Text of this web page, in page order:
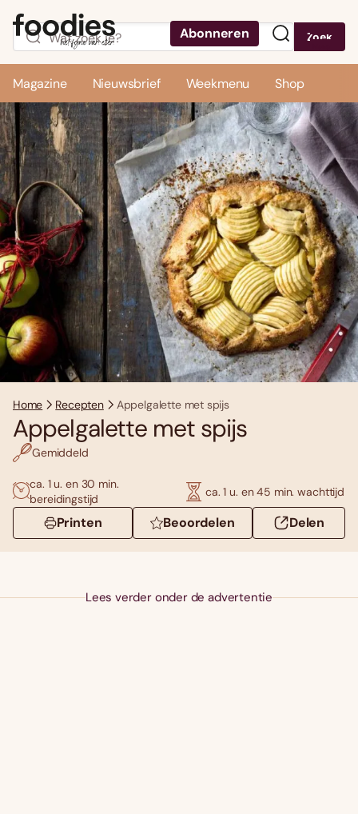
Abonneren Zoek
Magazine Nieuwsbrief Weekmenu Shop
Home Recepten Appelgalette met spijs
Appelgalette met spijs
Gemiddeld
ca. 1 u. en 30 min.
bereidingstijd
ca. 1 u. en 45 min. wachttijd
Printen Beoordelen Delen
Lees verder onder de advertentie